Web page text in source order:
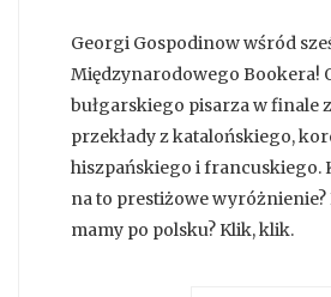
Georgi Gospodinow wśród
Międzynarodowego Bookera!
bułgarskiego pisarza w finale
przekłady z katalońskiego,
hiszpańskiego i francuskiego.
na to prestiżowe
mamy po polsku? Klik, klik.